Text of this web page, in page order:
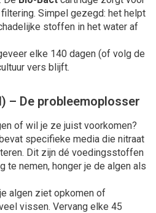
Simpel gezegd: het helpt
stoffen in het water af
elke 140 dagen (of volg de
vers blijft.
– De probleemoplosser
of wil je ze juist voorkomen?
specifieke media die nitraat
Dit zijn dé voedingsstoffen
te nemen, honger je de algen als
algen ziet opkomen of
vissen. Vervang elke 45